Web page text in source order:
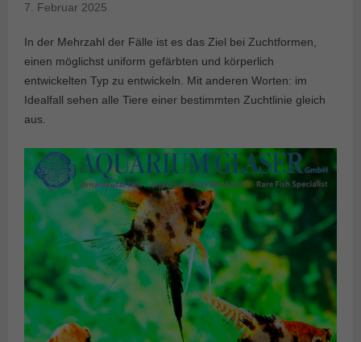
7. Februar 2025
In der Mehrzahl der Fälle ist es das Ziel bei Zuchtformen,
einen möglichst uniform gefärbten und körperlich
entwickelten Typ zu entwickeln. Mit anderen Worten: im
Idealfall sehen alle Tiere einer bestimmten Zuchtlinie gleich
aus.